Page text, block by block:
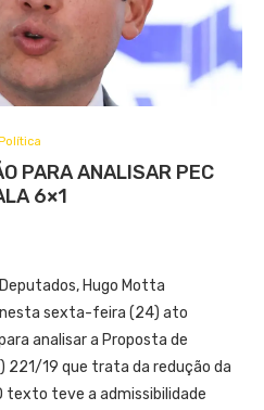
PARA ANALISAR PEC
6×1
Hugo Motta
nesta sexta-feira (24) ato
analisar a Proposta de
221/19 que trata da redução da
texto teve a admissibilidade